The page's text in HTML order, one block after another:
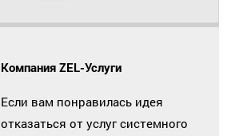
Компания ZEL-Услуги
Если вам понравилась идея
отказаться от услуг системного